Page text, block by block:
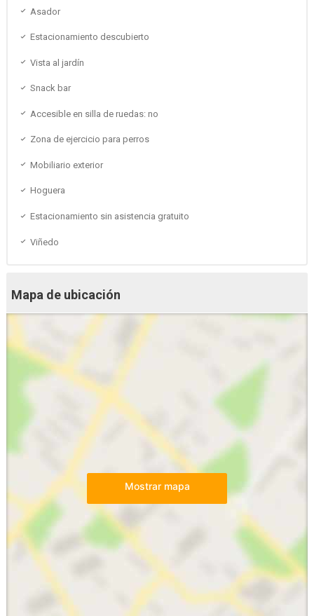
Asador
Estacionamiento descubierto
Vista al jardín
Snack bar
Accesible en silla de ruedas: no
Zona de ejercicio para perros
Mobiliario exterior
Hoguera
Estacionamiento sin asistencia gratuito
Viñedo
Mapa de ubicación
Mostrar mapa